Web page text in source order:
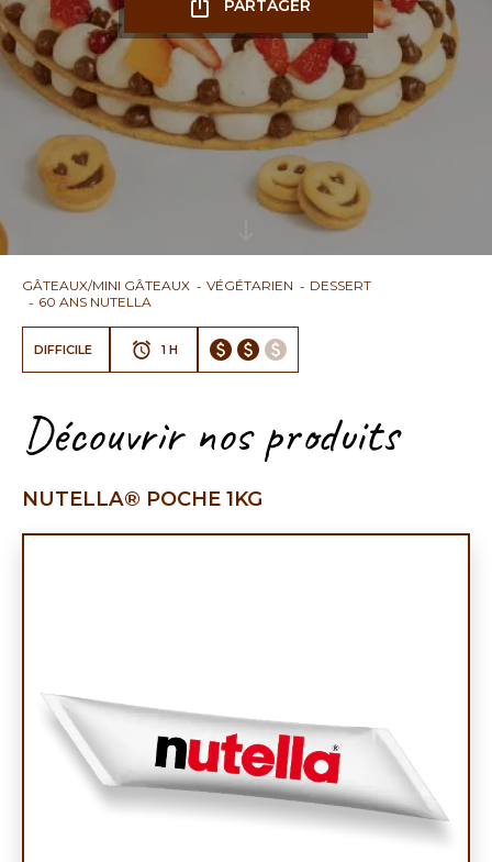
PARTAGER
Découvrir nos produits
NUTELLA® POCHE 1KG
GÂTEAUX/MINI GÂTEAUX VÉGÉTARIEN
DESSERT
60 ANS NUTELLA
DIFFICILE 1 H